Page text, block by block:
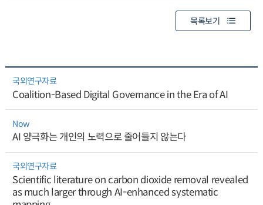
목록보기
국외연구자료
Coalition-Based Digital Governance in the Era of AI
Now
AI 양극화는 개인의 노력으로 줄어들지 않는다
국외연구자료
Scientific literature on carbon dioxide removal revealed
as much larger through AI-enhanced systematic